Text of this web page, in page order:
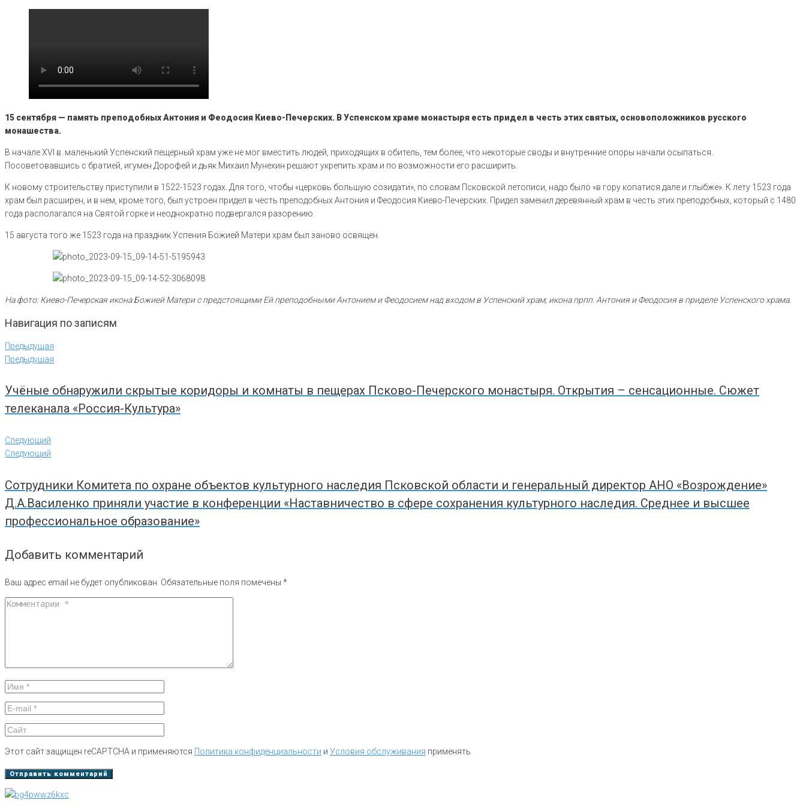
15 сентября — память преподобных Антония и Феодосия Киево-Печерских. В Успенском храме монастыря есть придел в честь этих святых, основоположников русского
монашества.
В начале XVI в. маленький Успенский пещерный храм уже не мог вместить людей, приходящих в обитель, тем более, что некоторые своды и внутренние опоры начали осыпаться.
Посоветовавшись с братией, игумен Дорофей и дьяк Михаил Мунехин решают укрепить храм и по возможности его расширить.
К новому строительству приступили в 1522-1523 годах. Для того, чтобы «церковь большую созидати», по словам Псковской летописи, надо было «в гору копатися дале и глыбже». К лету 1523 года
храм был расширен, и в нем, кроме того, был устроен придел в честь преподобных Антония и Феодосия Киево-Печерских. Придел заменил деревянный храм в честь этих преподобных, который с 1480
года располагался на Святой горке и неоднократно подвергался разорению.
15 августа того же 1523 года на праздник Успения Божией Матери храм был заново освящен.
На фото: Киево-Печерская икона Божией Матери с предстоящими Ей преподобными Антонием и Феодосием над входом в Успенский храм; икона прпп. Антония и Феодосия в приделе Успенского храма.
Навигация по записям
Предыдущая
Предыдущая
Учёные обнаружили скрытые коридоры и комнаты в пещерах Псково-Печерского монастыря. Открытия – сенсационные. Сюжет
телеканала «Россия-Культура»
Следующий
Следующий
Сотрудники Комитета по охране объектов культурного наследия Псковской области и генеральный директор АНО «Возрождение»
Д.А.Василенко приняли участие в конференции «Наставничество в сфере сохранения культурного наследия. Среднее и высшее
профессиональное образование»
Добавить комментарий
Ваш адрес email не будет опубликован. Обязательные поля помечены *
Этот сайт защищен reCAPTCHA и применяются Политика конфиденциальности и Условия обслуживания применять.